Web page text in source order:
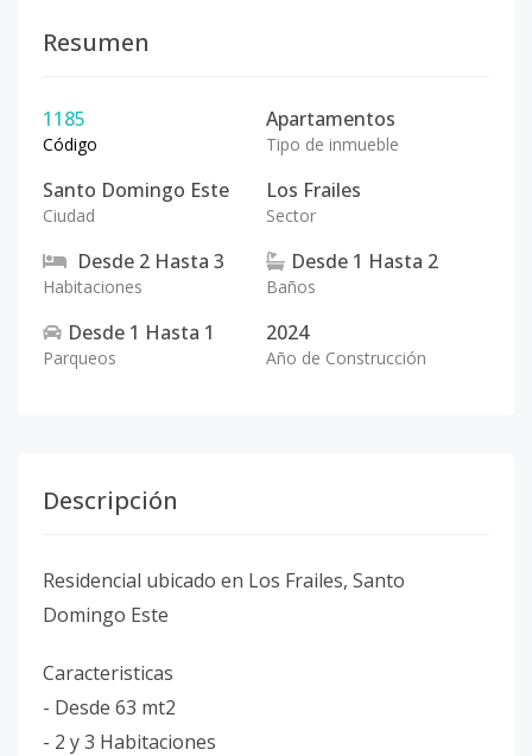
Resumen
1185
Código
Apartamentos
Tipo de inmueble
Santo Domingo Este
Ciudad
Los Frailes
Sector
Desde 2 Hasta 3
Habitaciones
Desde 1 Hasta 2
Baños
Desde 1 Hasta 1
Parqueos
2024
Año de Construcción
Descripción
Residencial ubicado en Los Frailes, Santo
Domingo Este
Caracteristicas
- Desde 63 mt2
- 2 y 3 Habitaciones